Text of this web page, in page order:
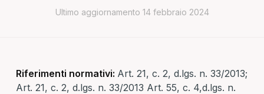
Ultimo aggiornamento 14 febbraio 2024
Riferimenti normativi: Art. 21, c. 2, d.lgs. n. 33/2013;
Art. 21, c. 2, d.lgs. n. 33/2013 Art. 55, c. 4,d.lgs. n.